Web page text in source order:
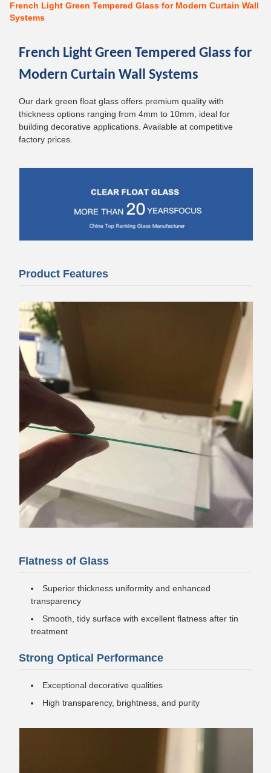
French Light Green Tempered Glass for Modern Curtain Wall
Systems
French Light Green Tempered Glass for
Modern Curtain Wall Systems
Our dark green float glass offers premium quality with
thickness options ranging from 4mm to 10mm, ideal for
building decorative applications. Available at competitive
factory prices.
Product Features
Flatness of Glass
Superior thickness uniformity and enhanced
transparency
Smooth, tidy surface with excellent flatness after tin
treatment
Strong Optical Performance
Exceptional decorative qualities
High transparency, brightness, and purity